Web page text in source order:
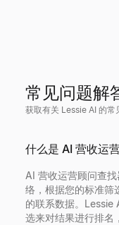
常见问题解
获取有关 Lessie AI 的常
什么是 AI 营收运
AI 营收运营顾问查
络，根据您的标准筛
的联系数据。Lessie
选来对结果进行排名